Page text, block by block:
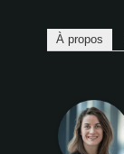
À propos